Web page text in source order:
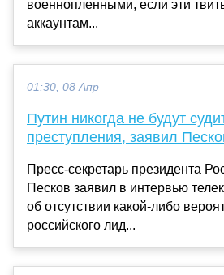
военнопленными, если эти
аккаунтам...
01:30, 08 Апр
Путин никогда не будут
преступления, заявил
Пресс-секретарь президента
Песков заявил в интервью
об отсутствии какой-либо
российского лид...